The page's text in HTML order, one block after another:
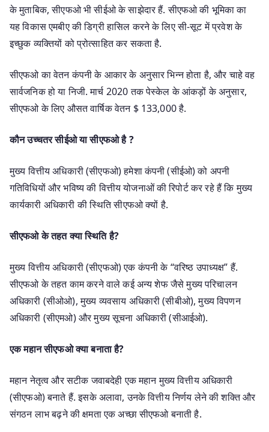
के मुताबिक, सीएफओ भी सीईओ के साझेदार हैं. सीएफओ की भूमिका का
यह विकास एमबीए की डिग्री हासिल करने के लिए सी-सूट में प्रवेश के
इच्छुक व्यक्तियों को प्रोत्साहित कर सकता है.
सीएफओ का वेतन कंपनी के आकार के अनुसार भिन्न होता है, और चाहे वह
सार्वजनिक हो या निजी. मार्च 2020 तक पेस्केल के आंकड़ों के अनुसार,
सीएफओ के लिए औसत वार्षिक वेतन $ 133,000 है.
कौन उच्चतर सीईओ या सीएफओ है ?
मुख्य वित्तीय अधिकारी (सीएफओ) हमेशा कंपनी (सीईओ) को अपनी
गतिविधियों और भविष्य की वित्तीय योजनाओं की रिपोर्ट कर रहे हैं कि मुख्य
कार्यकारी अधिकारी की स्थिति सीएफओ क्यों है.
सीएफओ के तहत क्या स्थिति है?
मुख्य वित्तीय अधिकारी (सीएफओ) एक कंपनी के “वरिष्ठ उपाध्यक्ष” हैं.
सीएफओ के तहत काम करने वाले कई अन्य शेफ जैसे मुख्य परिचालन
अधिकारी (सीओओ), मुख्य व्यवसाय अधिकारी (सीबीओ), मुख्य विपणन
अधिकारी (सीएमओ) और मुख्य सूचना अधिकारी (सीआईओ).
एक महान सीएफओ क्या बनाता है?
महान नेतृत्व और सटीक जवाबदेही एक महान मुख्य वित्तीय अधिकारी
(सीएफओ) बनाते हैं. इसके अलावा, उनके वित्तीय निर्णय लेने की शक्ति और
संगठन लाभ बढ़ने की क्षमता एक अच्छा सीएफओ बनाती है.